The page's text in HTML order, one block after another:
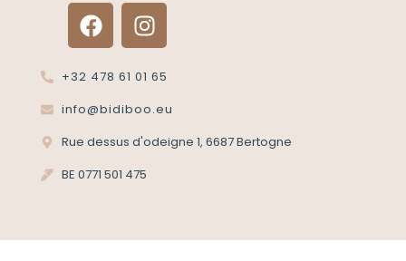
+32 478 61 01 65
info@bidiboo.eu
Rue dessus d'odeigne 1, 6687 Bertogne
BE 0771 501 475